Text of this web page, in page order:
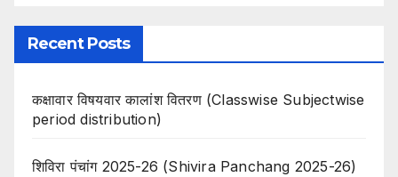
Recent Posts
कक्षावार विषयवार कालांश वितरण (Classwise Subjectwise
period distribution)
शिविरा पंचांग 2025-26 (Shivira Panchang 2025-26)